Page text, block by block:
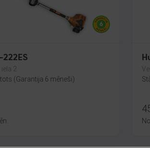
222ES
2
(Garantija 6 mēneši)
No